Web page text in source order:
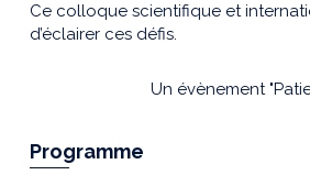
Ce colloque scientifique et
d’éclairer ces défis.
Un évènement
Programme